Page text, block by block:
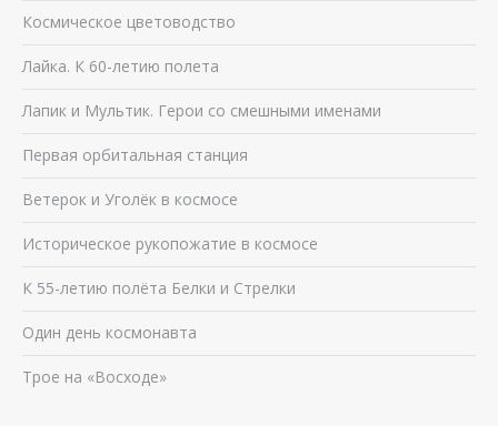
Космическое цветоводство
Лайка. К 60-летию полета
Лапик и Мультик. Герои со смешными именами
Первая орбитальная станция
Ветерок и Уголёк в космосе
Историческое рукопожатие в космосе
К 55-летию полёта Белки и Стрелки
Один день космонавта
Трое на «Восходе»